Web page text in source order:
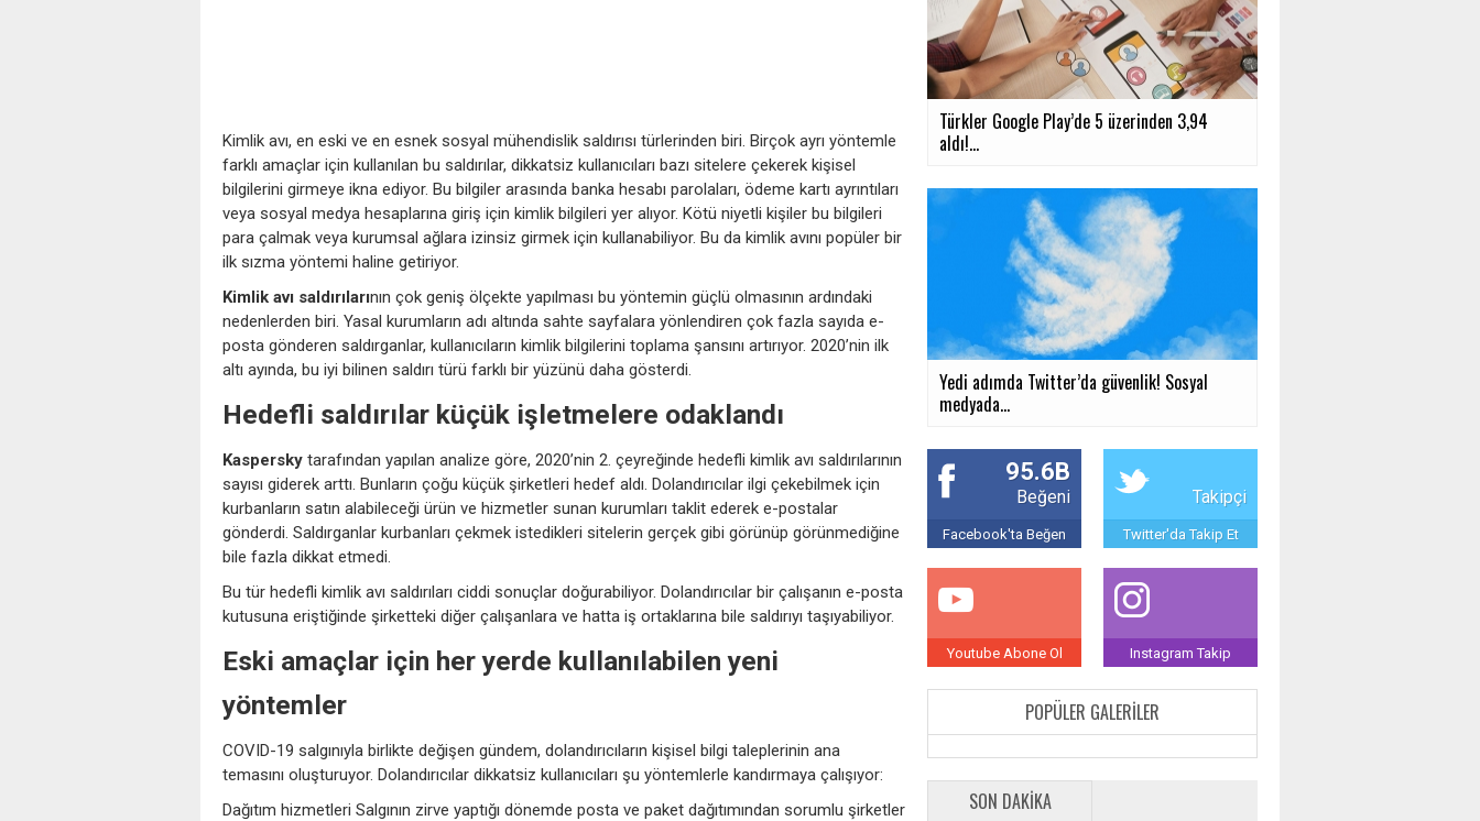
Kimlik avı, en eski ve en esnek sosyal mühendislik saldırısı türlerinden biri. Birçok ayrı yöntemle
farklı amaçlar için kullanılan bu saldırılar, dikkatsiz kullanıcıları bazı sitelere çekerek kişisel
bilgilerini girmeye ikna ediyor. Bu bilgiler arasında banka hesabı parolaları, ödeme kartı ayrıntıları
veya sosyal medya hesaplarına giriş için kimlik bilgileri yer alıyor. Kötü niyetli kişiler bu bilgileri
para çalmak veya kurumsal ağlara izinsiz girmek için kullanabiliyor. Bu da kimlik avını popüler bir
ilk sızma yöntemi haline getiriyor.
Kimlik avı saldırılarının çok geniş ölçekte yapılması bu yöntemin güçlü olmasının ardındaki
nedenlerden biri. Yasal kurumların adı altında sahte sayfalara yönlendiren çok fazla sayıda e-
posta gönderen saldırganlar, kullanıcıların kimlik bilgilerini toplama şansını artırıyor. 2020’nin ilk
altı ayında, bu iyi bilinen saldırı türü farklı bir yüzünü daha gösterdi.
Hedefli saldırılar küçük işletmelere odaklandı
Kaspersky tarafından yapılan analize göre, 2020’nin 2. çeyreğinde hedefli kimlik avı saldırılarının
sayısı giderek arttı. Bunların çoğu küçük şirketleri hedef aldı. Dolandırıcılar ilgi çekebilmek için
kurbanların satın alabileceği ürün ve hizmetler sunan kurumları taklit ederek e-postalar
gönderdi. Saldırganlar kurbanları çekmek istedikleri sitelerin gerçek gibi görünüp görünmediğine
bile fazla dikkat etmedi.
Bu tür hedefli kimlik avı saldırıları ciddi sonuçlar doğurabiliyor. Dolandırıcılar bir çalışanın e-posta
kutusuna eriştiğinde şirketteki diğer çalışanlara ve hatta iş ortaklarına bile saldırıyı taşıyabiliyor.
Eski amaçlar için her yerde kullanılabilen yeni
yöntemler
COVID-19 salgınıyla birlikte değişen gündem, dolandırıcıların kişisel bilgi taleplerinin ana
temasını oluşturuyor. Dolandırıcılar dikkatsiz kullanıcıları şu yöntemlerle kandırmaya çalışıyor:
Dağıtım hizmetleri Salgının zirve yaptığı dönemde posta ve paket dağıtımından sorumlu şirketler
Türkler Google Play’de 5 üzerinden 3,94
aldı!...
Yedi adımda Twitter’da güvenlik! Sosyal
medyada...
95.6B
Beğeni
Facebook'ta Beğen
Takipçi
Twitter'da Takip Et
Youtube Abone Ol Instagram Takip
POPÜLER GALERILER
SON DAKIKA